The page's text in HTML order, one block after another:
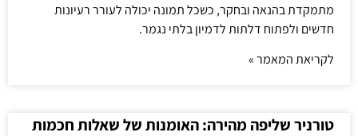
מתמקדת בהנאה ובחקר, כשכל תמונה יכולה לעורר רעיונות
חדשים ולפתוח דלתות לדמיון בלתי נגמר.
לקריאת המאמר »
טורניר שליפה מהירה: האומנות של שאלות חכמות